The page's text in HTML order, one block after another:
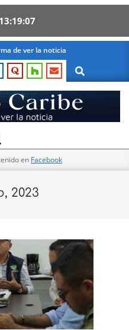
13 19 06
de ver la noticia
Search
en Facebook
2023